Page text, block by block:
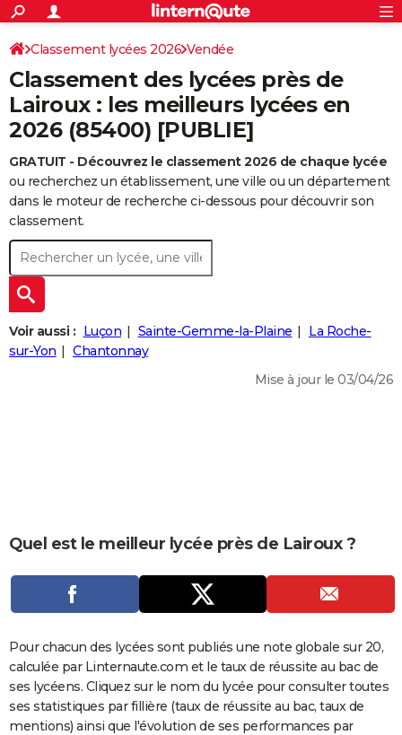
ACTUALITÉS
Politique
Société
Faits Divers
Education
Monde
Villes
+
SPORT
Coupe du monde 2026
Football
Tennis
Cyclisme
Rugby
Forum
CULTURE
Programme TV
TNT
Streaming
Cinéma
Sorties cinéma
Musique
+
FINANCE
Retraite
Impôts
Epargne
Immobilier
Risques naturels par ville
Banque
Assurance
Crédit
AUTO
Essais
Réserver un essai
Citadines
Berlines
SUV
Forum auto
+
HIGH-TECH
BRICOLAGE
Forum
Aménagement intérieur
Extérieur
Cuisine
Salle de bains
Jardinage
Rangement
+WEEK-END
Guides de France
Escapades
Patrimoine
Expositions
Musées
Week-end nature
+
LIFESTYLE
Art de vivre
Bien-être
Loisirs
Mode
Modes de vie
+SANTE
Dictionnaire
Biographies
Expressions
Proverbes
PROGRAMME TV
COPAINS D'AVANT
S'inscrire
Se connecter
Lycées
Collèges
Primaires
Universités
Entreprises
Service militaire
Avis de recherche
AVIS DE DÉCÈS
FORUM
S'inscrire
Connexion
Classement lycées 2026 Vendée
Classement des lycées près de
Lairoux : les meilleurs lycées en
2026 (85400) [PUBLIE]
GRATUIT - Découvrez le classement 2026 de chaque lycée
ou recherchez un établissement, une ville ou un département
dans le moteur de recherche ci-dessous pour découvrir son
classement.
Voir aussi : Luçon Sainte-Gemme-la-Plaine
La Roche-
sur-Yon
Chantonnay
Mise à jour le 03/04/26
Quel est le meilleur lycée près de Lairoux ?
Pour chacun des lycées sont publiés une note globale sur 20,
calculée par Linternaute.com et le taux de réussite au bac de
ses lycéens. Cliquez sur le nom du lycée pour consulter toutes
ses statistiques par fillière (taux de réussite au bac, taux de
mentions) ainsi que l'évolution de ses performances par